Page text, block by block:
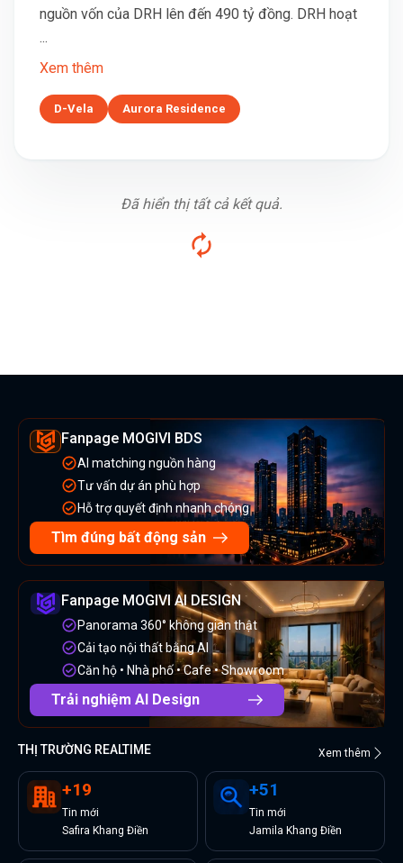
nguồn vốn của DRH lên đến 490 tỷ đồng. DRH hoạt
...
Xem thêm
D-Vela Aurora Residence
Đã hiển thị tất cả kết quả.
Fanpage MOGIVI BDS
AI matching nguồn hàng
Tư vấn dự án phù hợp
Hỗ trợ quyết định nhanh chóng
Tìm đúng bất động sản
Fanpage MOGIVI AI DESIGN
Panorama 360° không gian thật
Cải tạo nội thất bằng AI
Căn hộ • Nhà phố • Cafe • Showroom
Trải nghiệm AI Design
THỊ TRƯỜNG REALTIME Xem thêm
+19
Tin mới
Safira Khang Điền
+51
Tin mới
Jamila Khang Điền